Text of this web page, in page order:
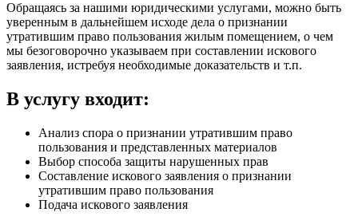
Обращаясь за нашими юридическими услугами, можно быть
уверенным в дальнейшем исходе дела о признании
утратившим право пользования жилым помещением, о чем
мы безоговорочно указываем при составлении искового
заявления, истребуя необходимые доказательств и т.п.
В услугу входит:
Анализ спора о признании утратившим право
пользования и представленных материалов
Выбор способа защиты нарушенных прав
Составление искового заявления о признании
утратившим право пользования
Подача искового заявления